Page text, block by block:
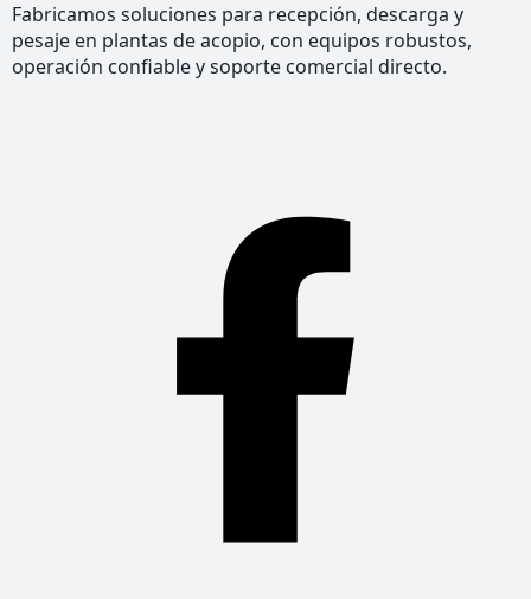
Fabricamos soluciones para recepción, descarga y
pesaje en plantas de acopio, con equipos robustos,
operación confiable y soporte comercial directo.